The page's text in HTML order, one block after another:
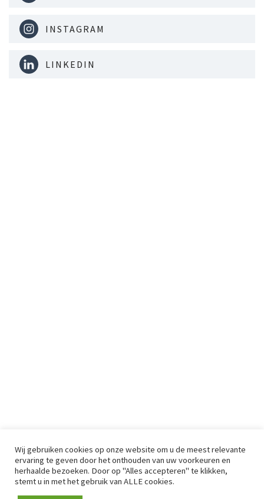
INSTAGRAM
LINKEDIN
Wij gebruiken cookies op onze website om u de meest relevante
ervaring te geven door het onthouden van uw voorkeuren en
herhaalde bezoeken. Door op "Alles accepteren" te klikken,
stemt u in met het gebruik van ALLE cookies.